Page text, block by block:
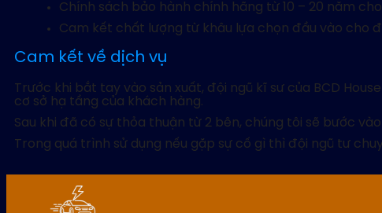
Chính sách bảo hành chính hãng từ 10 – 20 năm
Cam kết chất lượng từ khâu lựa chọn đầu vào cho
Cam kết về dịch vụ
Trước khi bắt tay vào sản xuất, đội ngũ kĩ sư của BCD
cơ sở hạ tầng của khách hàng.
Sau khi đã có sự thỏa thuận từ 2 bên, chúng tôi sẽ bước
Trong quá trình sử dụng nếu gặp sự cố gì thì đội ngũ tư